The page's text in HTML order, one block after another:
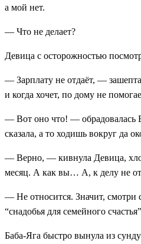
а мой нет.
— Что не делает?
Девица с осторожностью
— Зарплату не отдаёт, —
и когда хочет, по дому не
— Вот оно что! — обрадовалась
сказала, а то ходишь вокруг да
— Верно, — кивнула Девица,
месяц. А как вы… А, к делу не
— Не относится. Значит,
“снадобья для семейного
Баба-Яга быстро вынула из